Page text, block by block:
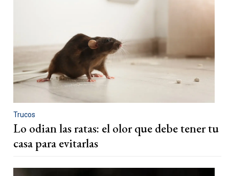
Trucos
Lo odian las ratas: el olor que debe tener tu
casa para evitarlas